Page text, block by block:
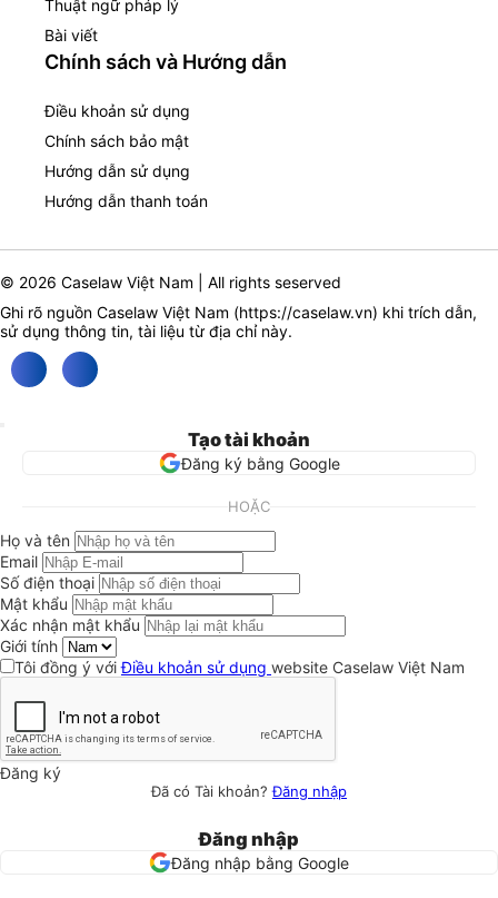
Thuật ngữ pháp lý
Bài viết
Chính sách và Hướng dẫn
Điều khoản sử dụng
Chính sách bảo mật
Hướng dẫn sử dụng
Hướng dẫn thanh toán
© 2026 Caselaw Việt Nam | All rights seserved
Ghi rõ nguồn Caselaw Việt Nam (https://caselaw.vn) khi trích dẫn,
sử dụng thông tin, tài liệu từ địa chỉ này.
Tạo tài khoản
Đăng ký bằng Google
HOẶC
Họ và tên
Email
Số điện thoại
Mật khẩu
Xác nhận mật khẩu
Giới tính
Tôi đồng ý vớiĐiều khoản sử dụng website Caselaw Việt Nam
Đăng ký
Đã có Tài khoản?Đăng nhập
Đăng nhập
Đăng nhập bằng Google